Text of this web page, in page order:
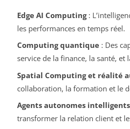
Edge AI Computing:
les performances en temps réel.
Computing quantique: Des
service de la finance, la santé, et
Spatial Computing et réalité
collaboration, la formation et le
Agents autonomes intelligents
transformer la relation client et